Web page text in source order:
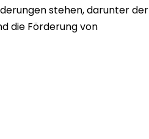
stehen, darunter der
die Förderung von